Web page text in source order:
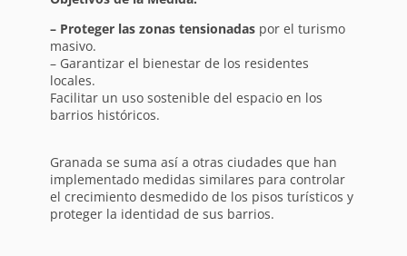
– Proteger las zonas tensionadaspor el turismo
masivo.
– Garantizar el bienestar de los residentes
locales.
Facilitar un uso sostenible del espacio en los
barrios históricos.
Granada se suma así a otras ciudades que han
implementado medidas similares para controlar
el crecimiento desmedido de los pisos turísticos y
proteger la identidad de sus barrios.